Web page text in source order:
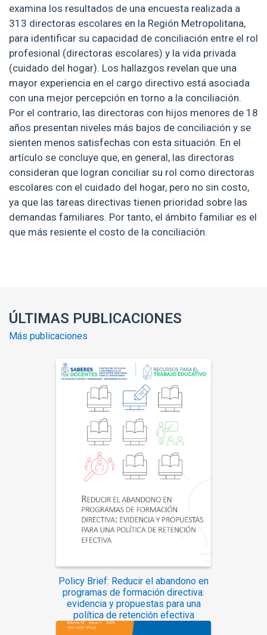
examina los resultados de una encuesta realizada a
313 directoras escolares en la Región Metropolitana,
para identificar su capacidad de conciliación entre el rol
profesional (directoras escolares) y la vida privada
(cuidado del hogar). Los hallazgos revelan que una
mayor experiencia en el cargo directivo está asociada
con una mejor percepción en torno a la conciliación.
Por el contrario, las directoras con hijos menores de 18
años presentan niveles más bajos de conciliación y se
sienten menos satisfechas con esta situación. En el
artículo se concluye que, en general, las directoras
consideran que logran conciliar su rol como directoras
escolares con el cuidado del hogar, pero no sin costo,
ya que las tareas directivas tienen prioridad sobre las
demandas familiares. Por tanto, el ámbito familiar es el
que más resiente el costo de la conciliación.
ÚLTIMAS PUBLICACIONES
Más publicaciones
Policy Brief: Reducir el abandono en
programas de formación directiva:
evidencia y propuestas para una
política de retención efectiva